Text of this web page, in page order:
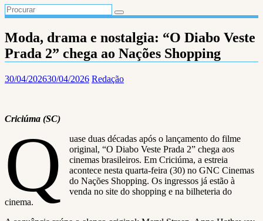
Moda, drama e nostalgia: “O Diabo Veste
Prada 2” chega ao Nações Shopping
30/04/202630/04/2026 Redação
Criciúma (SC)
Q
uase duas décadas após o lançamento do filme
original, “O Diabo Veste Prada 2” chega aos
cinemas brasileiros. Em Criciúma, a estreia
acontece nesta quarta-feira (30) no GNC Cinemas
do Nações Shopping. Os ingressos já estão à
venda no site do shopping e na bilheteria do
cinema.